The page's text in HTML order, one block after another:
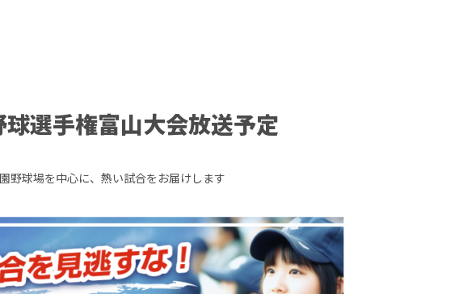
選手権富山大会放送予定
野球場を中心に、熱い試合をお届けします